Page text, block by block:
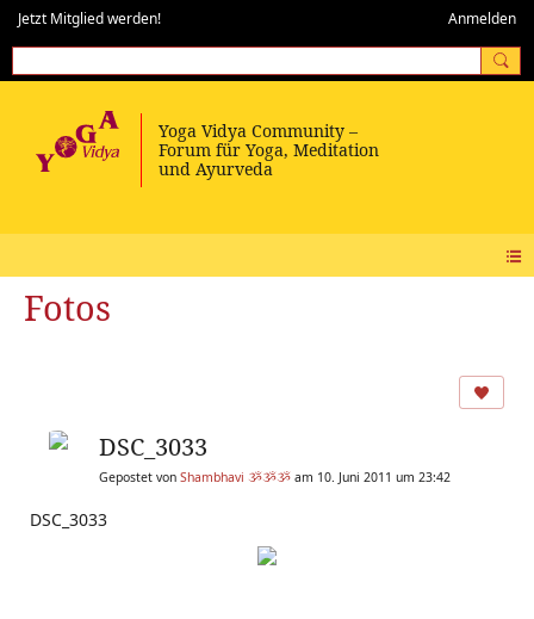
Jetzt Mitglied werden! Anmelden
Fotos
DSC_3033
Gepostet von Shambhavi ૐૐૐ am 10. Juni 2011 um 23:42
DSC_3033